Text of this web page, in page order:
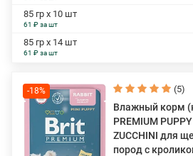
85 гр х 10 шт
61 ₽ за шт
85 гр х 14 шт
61 ₽ за шт
-18% (5)
Влажный корм
PREMIUM
ZUCCHINI для
пород с